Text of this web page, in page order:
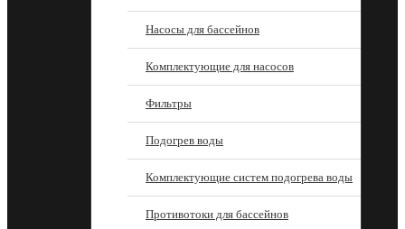
Насосы для бассейнов
Комплектующие для насосов
Фильтры
Подогрев воды
Комплектующие систем подогрева воды
Противотоки для бассейнов